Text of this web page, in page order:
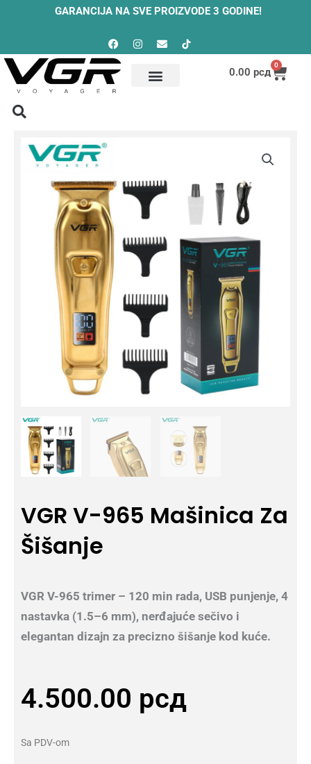
GARANCIJA NA SVE PROIZVODE 3 GODINE!
Facebook
InstagramEnvelope
0.00 рсд
0
Cart
VGR V-965 Mašinica Za
Šišanje
VGR V-965 trimer – 120 min rada, USB punjenje, 4
nastavka (1.5–6 mm), nerđajuće sečivo i
elegantan dizajn za precizno šišanje kod kuće.
4.500.00 рсд
Sa PDV-om